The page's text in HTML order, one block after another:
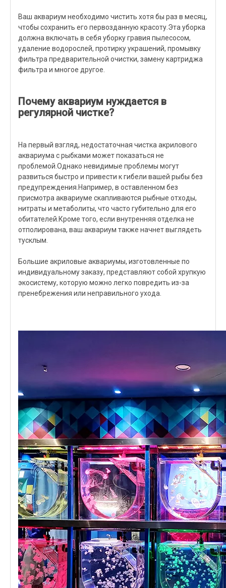
Ваш аквариум необходимо чистить хотя бы раз в месяц,
чтобы сохранить его первозданную красоту.Эта уборка
должна включать в себя уборку гравия пылесосом,
удаление водорослей, протирку украшений, промывку
фильтра предварительной очистки, замену картриджа
фильтра и многое другое.
Почему аквариум нуждается в
регулярной чистке?
На первый взгляд, недостаточная чистка акрилового
аквариума с рыбками может показаться не
проблемой.Однако невидимые проблемы могут
развиться быстро и привести к гибели вашей рыбы без
предупреждения.Например, в оставленном без
присмотра аквариуме скапливаются рыбные отходы,
нитраты и метаболиты, что часто губительно для его
обитателей.Кроме того, если внутренняя отделка не
отполирована, ваш аквариум также начнет выглядеть
тусклым.
Большие акриловые аквариумы, изготовленные по
индивидуальному заказу, представляют собой хрупкую
экосистему, которую можно легко повредить из-за
пренебрежения или неправильного ухода.